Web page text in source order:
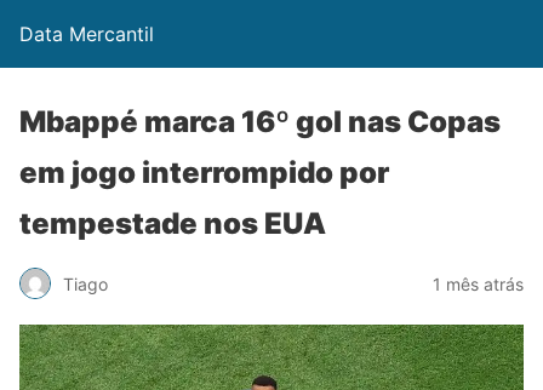
Data Mercantil
Mbappé marca 16º gol nas Copas
em jogo interrompido por
tempestade nos EUA
Tiago 1 mês atrás